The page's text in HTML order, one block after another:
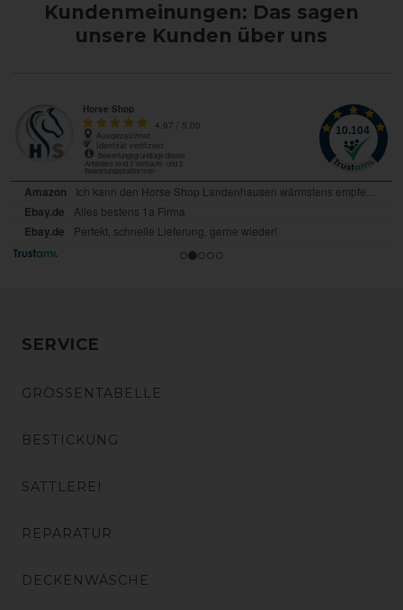
Kundenmeinungen: Das sagen
unsere Kunden über uns
SERVICE
GRÖSSENTABELLE
BESTICKUNG
SATTLEREI
REPARATUR
DECKENWÄSCHE